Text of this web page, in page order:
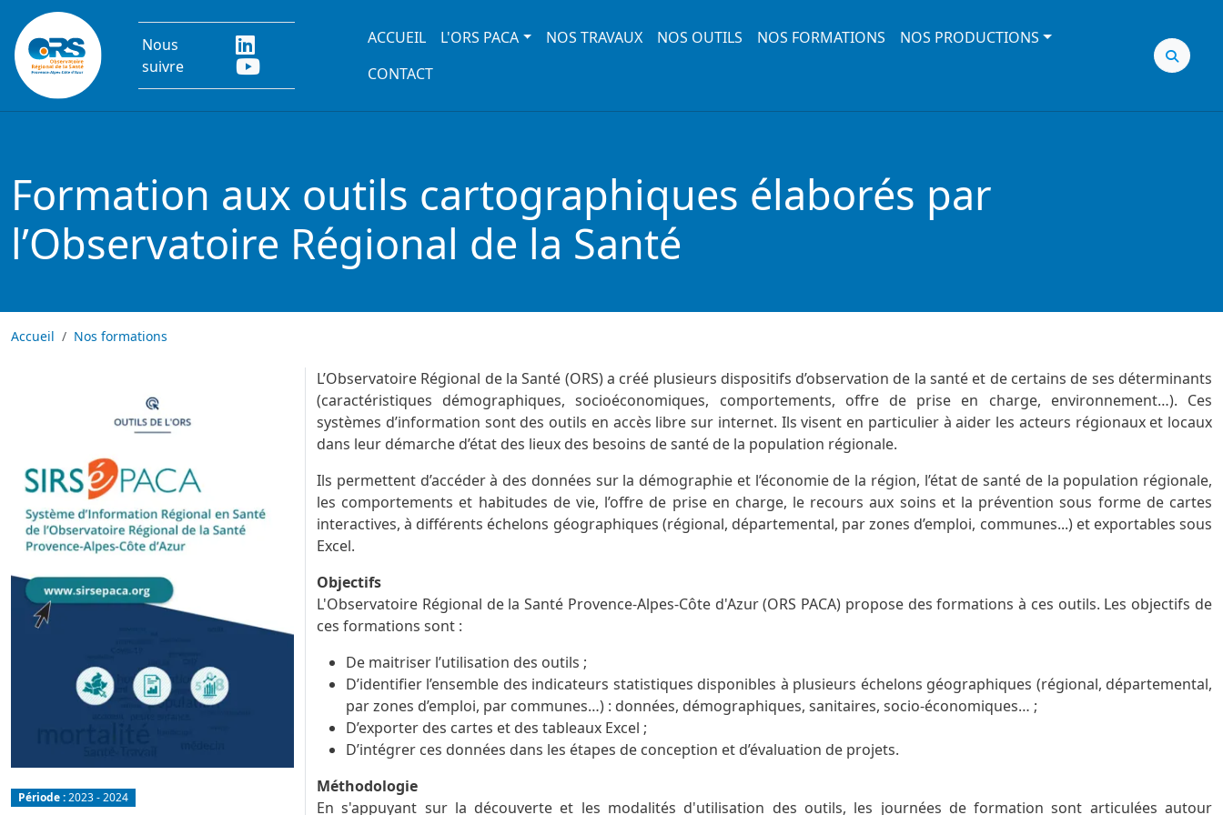
Aller au contenu principal
Nous
suivre
Main navigation
ACCUEIL L'ORS PACA NOS TRAVAUX NOS OUTILS NOS FORMATIONS
NOS PRODUCTIONS
CONTACT
Formation aux outils cartographiques élaborés par
l’Observatoire Régional de la Santé
Accueil Nos formations
Période :2023 - 2024
L’Observatoire Régional de la Santé (ORS) a créé plusieurs dispositifs d’observation de la santé et de certains de ses déterminants
(caractéristiques démographiques, socioéconomiques, comportements, offre de prise en charge, environnement…). Ces
systèmes d’information sont des outils en accès libre sur internet. Ils visent en particulier à aider les acteurs régionaux et locaux
dans leur démarche d’état des lieux des besoins de santé de la population régionale.
Ils permettent d’accéder à des données sur la démographie et l’économie de la région, l’état de santé de la population régionale,
les comportements et habitudes de vie, l’offre de prise en charge, le recours aux soins et la prévention sous forme de cartes
interactives, à différents échelons géographiques (régional, départemental, par zones d’emploi, communes...) et exportables sous
Excel.
Objectifs
L'Observatoire Régional de la Santé Provence-Alpes-Côte d'Azur (ORS PACA) propose des formations à ces outils. Les objectifs de
ces formations sont :
De maitriser l’utilisation des outils ;
D’identifier l’ensemble des indicateurs statistiques disponibles à plusieurs échelons géographiques (régional, départemental,
par zones d’emploi, par communes…) : données, démographiques, sanitaires, socio-économiques… ;
D’exporter des cartes et des tableaux Excel ;
D’intégrer ces données dans les étapes de conception et d’évaluation de projets.
Méthodologie
En s'appuyant sur la découverte et les modalités d'utilisation des outils, les journées de formation sont articulées autour